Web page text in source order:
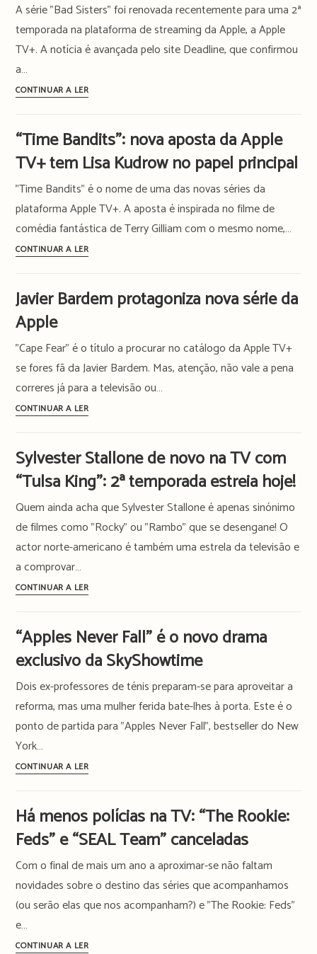
“Surface”
A série "Bad Sisters" foi renovada recentemente para uma 2ª
temporada na plataforma de streaming da Apple, a Apple
TV+. A notícia é avançada pelo site Deadline, que confirmou
a…
CONTINUAR A LER“Bad
Apple
TV+
para
uma
2ª
temporada
“Time Bandits”: nova aposta da Apple
TV+ tem Lisa Kudrow no papel principal
"Time Bandits" é o nome de uma das novas séries da
plataforma Apple TV+. A aposta é inspirada no filme de
comédia fantástica de Terry Gilliam com o mesmo nome,…
CONTINUAR A LER“Time
aposta
TV+
tem
Lisa
Kudrow
principal
Javier Bardem protagoniza nova série da
Apple
"Cape Fear" é o título a procurar no catálogo da Apple TV+
se fores fã da Javier Bardem. Mas, atenção, não vale a pena
correres já para a televisão ou…
CONTINUAR A LERJavier
nova
série
da
Apple
Sylvester Stallone de novo na TV com
“Tulsa King”: 2ª temporada estreia hoje!
Quem ainda acha que Sylvester Stallone é apenas sinónimo
de filmes como "Rocky" ou "Rambo" que se desengane! O
actor norte-americano é também uma estrela da televisão e
a comprovar…
CONTINUAR A LERSylvester
novo
na
com
“Tulsa
King”:
temporada
“Apples Never Fall” é o novo drama
exclusivo da SkyShowtime
Dois ex-professores de ténis preparam-se para aproveitar a
reforma, mas uma mulher ferida bate-lhes à porta. Este é o
ponto de partida para "Apples Never Fall", bestseller do New
York…
CONTINUAR A LER“Apples
o
drama
exclusivo
da
Há menos polícias na TV: “The Rookie:
Feds” e “SEAL Team” canceladas
Com o final de mais um ano a aproximar-se não faltam
novidades sobre o destino das séries que acompanhamos
(ou serão elas que nos acompanham?) e "The Rookie: Feds"
e…
CONTINUAR A LERHá